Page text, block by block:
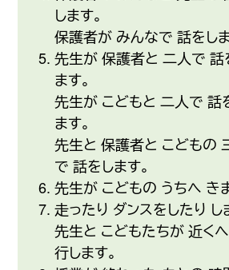
します。
保護者が みんなで話をし
先生が保護者と二人で話
ます。
先生が こどもと二人で話
ます。
先生と保護者と こどもの
で話をします。
先生が こどもの うちへ き
走ったり ダンスをしたり し
先生と こどもたちが近く
行します。